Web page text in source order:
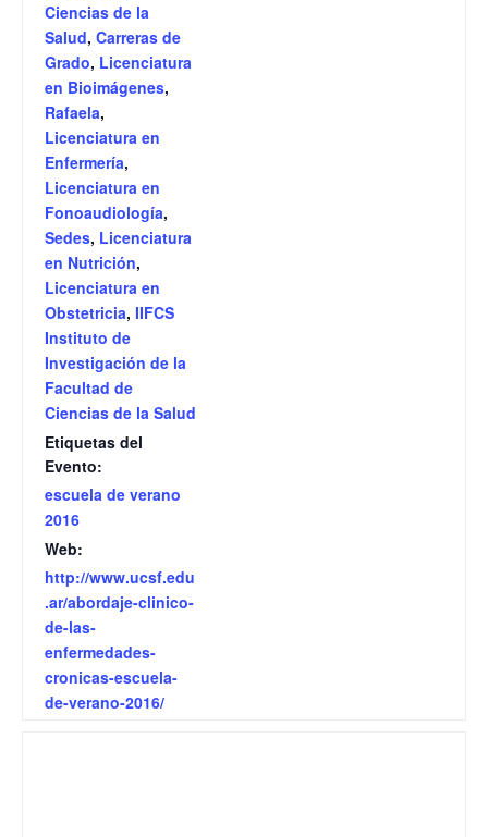
Ciencias de la
Salud, Carreras de
Grado, Licenciatura
en Bioimágenes,
Rafaela,
Licenciatura en
Enfermería,
Licenciatura en
Fonoaudiología,
Sedes, Licenciatura
en Nutrición,
Licenciatura en
Obstetricia, IIFCS
Instituto de
Investigación de la
Facultad de
Ciencias de la Salud
Etiquetas del
Evento:
escuela de verano
2016
Web:
http://www.ucsf.edu
.ar/abordaje-clinico-
de-las-
enfermedades-
cronicas-escuela-
de-verano-2016/